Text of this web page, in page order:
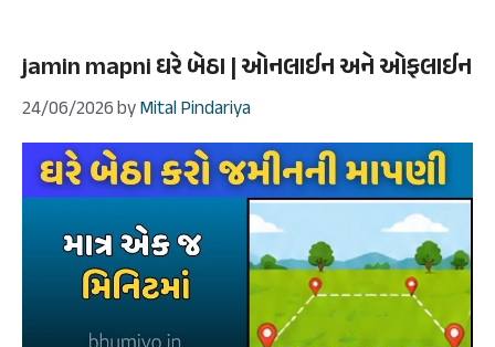
jamin mapni ઘરે બેઠા | ઓનલાઈન અને ઓફલાઈન
24/06/2026byMital Pindariya